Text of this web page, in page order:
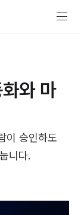
와 마
이 승인하도
니다.